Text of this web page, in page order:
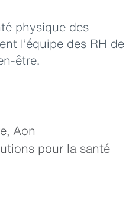
physique des
l’équipe des RH de
être.
Aon
pour la santé